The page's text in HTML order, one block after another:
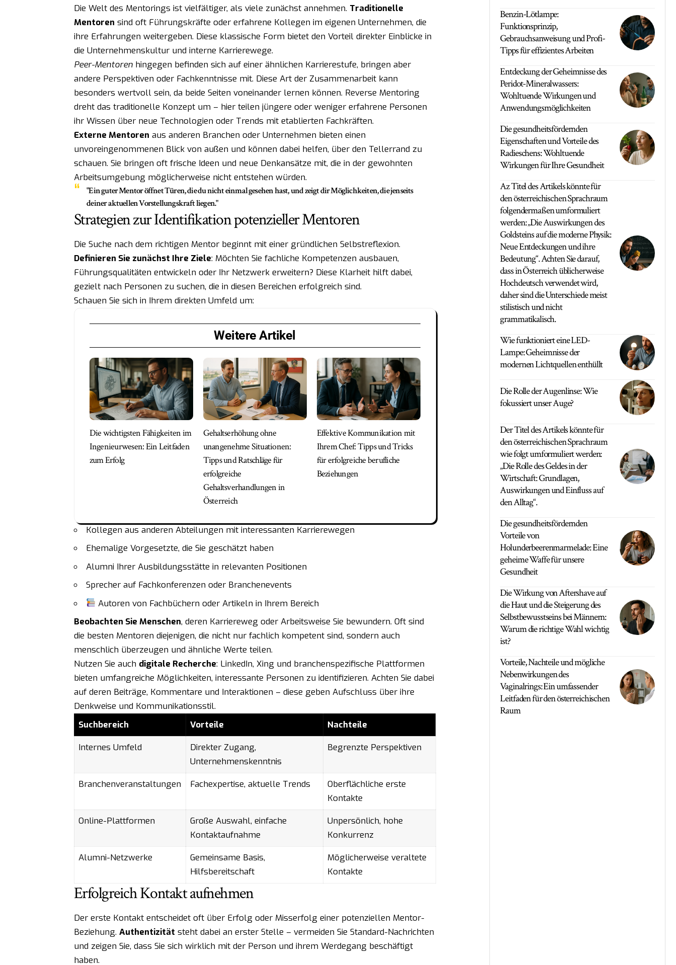
Die Welt des Mentorings ist vielfältiger, als viele zunächst annehmen. Traditionelle
Mentoren sind oft Führungskräfte oder erfahrene Kollegen im eigenen Unternehmen, die
ihre Erfahrungen weitergeben. Diese klassische Form bietet den Vorteil direkter Einblicke in
die Unternehmenskultur und interne Karrierewege.
Peer-Mentorenhingegen befinden sich auf einer ähnlichen Karrierestufe, bringen aber
andere Perspektiven oder Fachkenntnisse mit. Diese Art der Zusammenarbeit kann
besonders wertvoll sein, da beide Seiten voneinander lernen können. Reverse Mentoring
dreht das traditionelle Konzept um – hier teilen jüngere oder weniger erfahrene Personen
ihr Wissen über neue Technologien oder Trends mit etablierten Fachkräften.
Externe Mentoren aus anderen Branchen oder Unternehmen bieten einen
unvoreingenommenen Blick von außen und können dabei helfen, über den Tellerrand zu
schauen. Sie bringen oft frische Ideen und neue Denkansätze mit, die in der gewohnten
Arbeitsumgebung möglicherweise nicht entstehen würden.
"Ein guter Mentor öffnet Türen, die du nicht einmal gesehen hast, und zeigt dir Möglichkeiten, die jenseits
deiner aktuellen Vorstellungskraft liegen."
Strategien zur Identifikation potenzieller Mentoren
Die Suche nach dem richtigen Mentor beginnt mit einer gründlichen Selbstreflexion.
Definieren Sie zunächst Ihre Ziele: Möchten Sie fachliche Kompetenzen ausbauen,
Führungsqualitäten entwickeln oder Ihr Netzwerk erweitern? Diese Klarheit hilft dabei,
gezielt nach Personen zu suchen, die in diesen Bereichen erfolgreich sind.
Schauen Sie sich in Ihrem direkten Umfeld um:
Weitere Artikel
Die wichtigsten Fähigkeiten im
Ingenieurwesen: Ein Leitfaden
zum Erfolg
Gehaltserhöhung ohne
unangenehme Situationen:
Tipps und Ratschläge für
erfolgreiche
Gehaltsverhandlungen in
Österreich
Effektive Kommunikation mit
Ihrem Chef: Tipps und Tricks
für erfolgreiche berufliche
Beziehungen
Kollegen aus anderen Abteilungen mit interessanten Karrierewegen
Ehemalige Vorgesetzte, die Sie geschätzt haben
Alumni Ihrer Ausbildungsstätte in relevanten Positionen
Sprecher auf Fachkonferenzen oder Branchenevents
Autoren von Fachbüchern oder Artikeln in Ihrem Bereich
Beobachten Sie Menschen, deren Karriereweg oder Arbeitsweise Sie bewundern. Oft sind
die besten Mentoren diejenigen, die nicht nur fachlich kompetent sind, sondern auch
menschlich überzeugen und ähnliche Werte teilen.
Nutzen Sie auch digitale Recherche: LinkedIn, Xing und branchenspezifische Plattformen
bieten umfangreiche Möglichkeiten, interessante Personen zu identifizieren. Achten Sie dabei
auf deren Beiträge, Kommentare und Interaktionen – diese geben Aufschluss über ihre
Denkweise und Kommunikationsstil.
Suchbereich
Vorteile
Nachteile
Internes Umfeld
Direkter Zugang,
Unternehmenskenntnis
Begrenzte Perspektiven
Branchenveranstaltungen Fachexpertise, aktuelle Trends
Oberflächliche erste
Kontakte
Online-Plattformen
Große Auswahl, einfache
Kontaktaufnahme
Unpersönlich, hohe
Konkurrenz
Alumni-Netzwerke
Gemeinsame Basis,
Hilfsbereitschaft
Möglicherweise veraltete
Kontakte
Erfolgreich Kontakt aufnehmen
Der erste Kontakt entscheidet oft über Erfolg oder Misserfolg einer potenziellen Mentor-
Beziehung. Authentizität steht dabei an erster Stelle – vermeiden Sie Standard-Nachrichten
und zeigen Sie, dass Sie sich wirklich mit der Person und ihrem Werdegang beschäftigt
haben.
Benzin-Lötlampe:
Funktionsprinzip,
Gebrauchsanweisung und Profi-
Tipps für effizientes Arbeiten
Entdeckung der Geheimnisse des
Peridot-Mineralwassers:
Wohltuende Wirkungen und
Anwendungsmöglichkeiten
Die gesundheitsfördernden
Eigenschaften und Vorteile des
Radieschens: Wohltuende
Wirkungen für Ihre Gesundheit
Az Titel des Artikels könnte für
den österreichischen Sprachraum
folgendermaßen umformuliert
werden: „Die Auswirkungen des
Goldsteins auf die moderne Physik:
Neue Entdeckungen und ihre
Bedeutung“. Achten Sie darauf,
dass in Österreich üblicherweise
Hochdeutsch verwendet wird,
daher sind die Unterschiede meist
stilistisch und nicht
grammatikalisch.
Wie funktioniert eine LED-
Lampe: Geheimnisse der
modernen Lichtquellen enthüllt
Die Rolle der Augenlinse: Wie
fokussiert unser Auge?
Der Titel des Artikels könnte für
den österreichischen Sprachraum
wie folgt umformuliert werden:
„Die Rolle des Geldes in der
Wirtschaft: Grundlagen,
Auswirkungen und Einfluss auf
den Alltag“.
Die gesundheitsfördernden
Vorteile von
Holunderbeerenmarmelade: Eine
geheime Waffe für unsere
Gesundheit
Die Wirkung von Aftershave auf
die Haut und die Steigerung des
Selbstbewusstseins bei Männern:
Warum die richtige Wahl wichtig
ist?
Vorteile, Nachteile und mögliche
Nebenwirkungen des
Vaginalrings: Ein umfassender
Leitfaden für den österreichischen
Raum